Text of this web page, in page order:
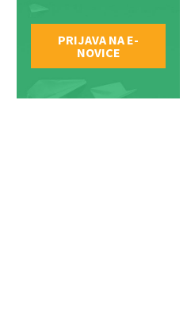
PRIJAVA NA E-
NOVICE